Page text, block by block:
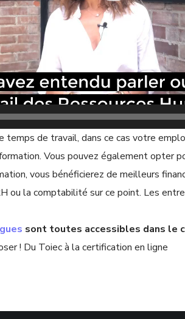
temps de travail, dans ce cas votre
Vous pouvez également opter
vous bénéficierez de meilleurs
ou la comptabilité sur ce point. Les
sont toutes accessibles dans le
! Du Toiec à la certification en ligne